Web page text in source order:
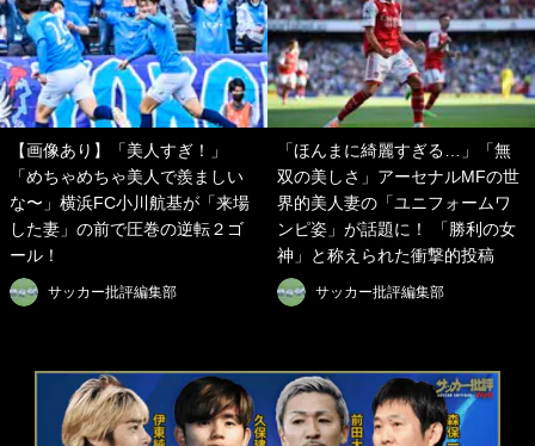
【画像あり】「美人すぎ！」
「めちゃめちゃ美人で羨ましい
な〜」横浜FC小川航基が「来場
した妻」の前で圧巻の逆転２ゴ
ール！
サッカー批評編集部
「ほんまに綺麗すぎる…」「無
双の美しさ」アーセナルMFの世
界的美人妻の「ユニフォームワ
ンピ姿」が話題に！ 「勝利の女
神」と称えられた衝撃的投稿
サッカー批評編集部